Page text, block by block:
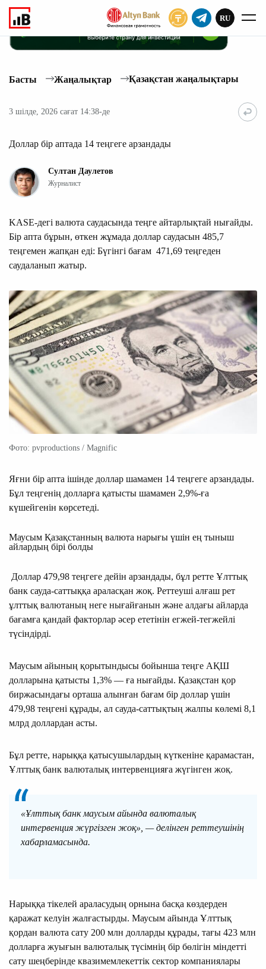
ЖАЗЫЛУ
RU
Басты Жаңалықтар Қазақстан жаңалықтары
3 шілде, 2026 сағат 14:38-де
Доллар бір аптада 14 теңгеге арзандады
Султан Даулетов
Журналист
KASE-дегі валюта саудасында теңге айтарлықтай нығайды.
Бір апта бұрын, өткен жұмада доллар саудасын 485,7
теңгемен жапқан еді: Бүгінгі бағам 471,69 теңгеден
саудаланып жатыр.
Фото: pvproductions / Magnific
Яғни бір апта ішінде доллар шамамен 14 теңгеге арзандады.
Бұл теңгенің долларға қатысты шамамен 2,9%-ға
күшейгенін көрсетеді.
Маусым Қазақстанның валюта нарығы үшін ең тыныш
айлардың бірі болды
Доллар 479,98 теңгеге дейін арзандады, бұл ретте Ұлттық
банк сауда-саттыққа араласқан жоқ. Реттеуші алғаш рет
ұлттық валютаның неге нығайғанын және алдағы айларда
бағамға қандай факторлар әсер ететінін егжей-тегжейлі
түсіндірді.
Маусым айының қорытындысы бойынша теңге АҚШ
долларына қатысты 1,3% — ға нығайды. Қазақстан қор
биржасындағы орташа алынған бағам бір доллар үшін
479,98 теңгені құрады, ал сауда-саттықтың жалпы көлемі 8,1
млрд доллардан асты.
Бұл ретте, нарыққа қатысушылардың күткеніне қарамастан,
Ұлттық банк валюталық интервенцияға жүгінген жоқ.
«Ұлттық банк маусым айында валюталық
интервенция жүргізген жоқ», — делінген реттеушінің
хабарламасында.
Нарыққа тікелей араласудың орнына басқа көздерден
қаражат келуін жалғастырды. Маусым айында Ұлттық
қордан валюта сату 200 млн долларды құрады, тағы 423 млн
долларға жуығын валюталық түсімнің бір бөлігін міндетті
сату шеңберінде квазимемлекеттік сектор компаниялары